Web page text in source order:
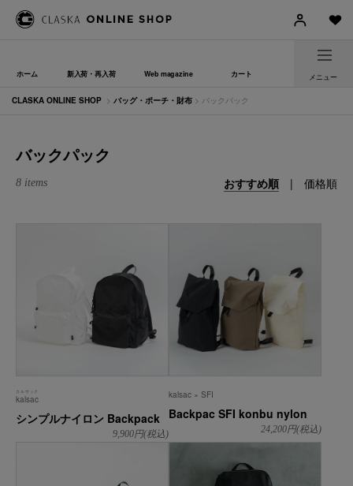
ホーム 新入荷・再入荷 Web magazine カート メニュー
CLASKA ONLINE SHOP > バッグ・ポーチ・財布 > バックパック
バックパック
おすすめ順 | 価格順
8 items
kalsac
カルサック
シンプルナイロン Backpack
9,900円(税込)
kalsac × SFI
Backpac SFI konbu nylon
24,200円(税込)